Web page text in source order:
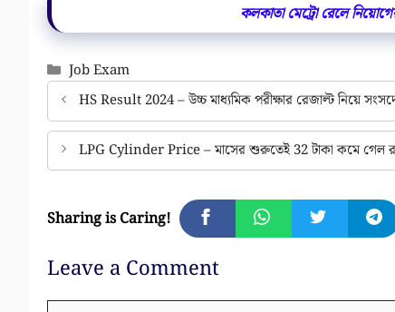
কলকাতা মেট্রো রেলে
Categories
Job Exam
HS Result 2024 – উচ্চ মাধ্যমিক পরীক্ষার রেজাল্ট নিয়ে
LPG Cylinder Price – মাসের শুরুতেই 32 টাকা কমে গেল
Sharing is Caring!
Leave a Comment